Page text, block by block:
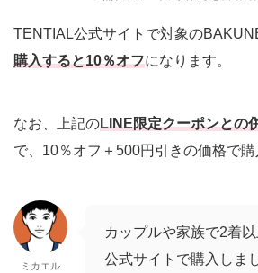
TENTIAL公式サイトで対象の
購入すると10％オフになります。
なお、上記のLINE限定クーポンとの
で、10％オフ＋500円引きの価格で購
ミカエル
カップルや家族で2着
公式サイトで購入しま